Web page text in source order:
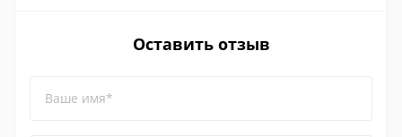
Оставить отзыв
Ваше имя*